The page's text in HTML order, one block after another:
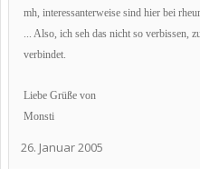
mh, interessanterweise sind hier bei
... Also, ich seh das nicht so verbissen,
verbindet.
Liebe Grüße von
Monsti
26. Januar 2005